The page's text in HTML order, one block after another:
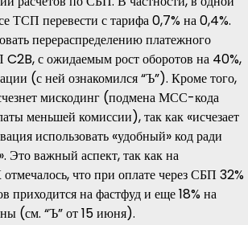
ТСП перевести с тарифа 0,7% на 0,4%.
перераспределению платежного
C2B, с ожидаемым рост оборотов на 40%,
(с ней ознакомился “Ъ”). Кроме того,
мискодинг (подмена МСС-кода
меньшей комиссии), так как «исчезает
использовать «удобный» код ради
Это важный аспект, так как на
что при оплате через СБП 32%
на фастфуд и еще 18% на
(см. “Ъ” от 15 июня).